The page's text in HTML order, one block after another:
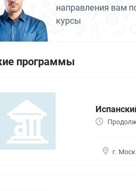
направления вам
курсы
программы
г.